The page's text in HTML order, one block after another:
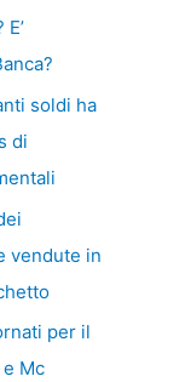
soldi ha
di
vendute in
per il
Mc